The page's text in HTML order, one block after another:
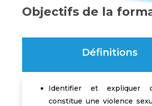
Objectifs de la
Définitions
Identifier et expliquer
constitue une violence